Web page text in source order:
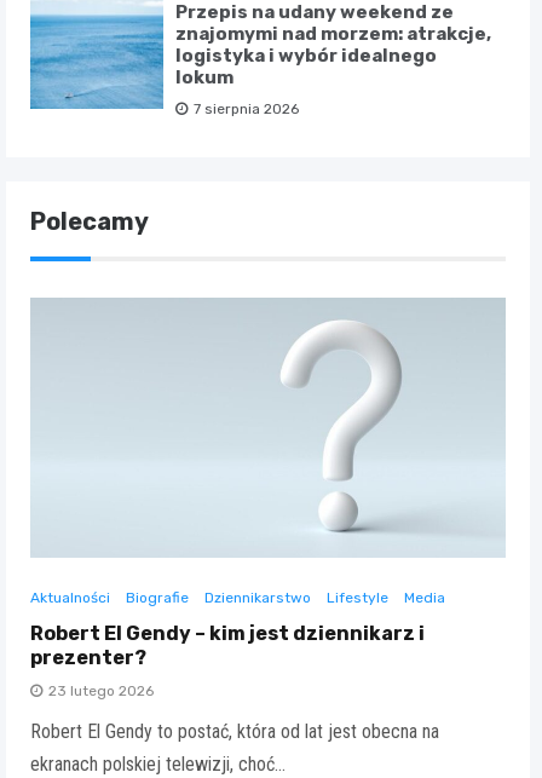
Przepis na udany weekend ze
znajomymi nad morzem: atrakcje,
logistyka i wybór idealnego
lokum
7 sierpnia 2026
Polecamy
Aktualności Biografie Dziennikarstwo Lifestyle Media
Robert El Gendy – kim jest dziennikarz i
prezenter?
23 lutego 2026
Robert El Gendy to postać, która od lat jest obecna na
ekranach polskiej telewizji, choć…